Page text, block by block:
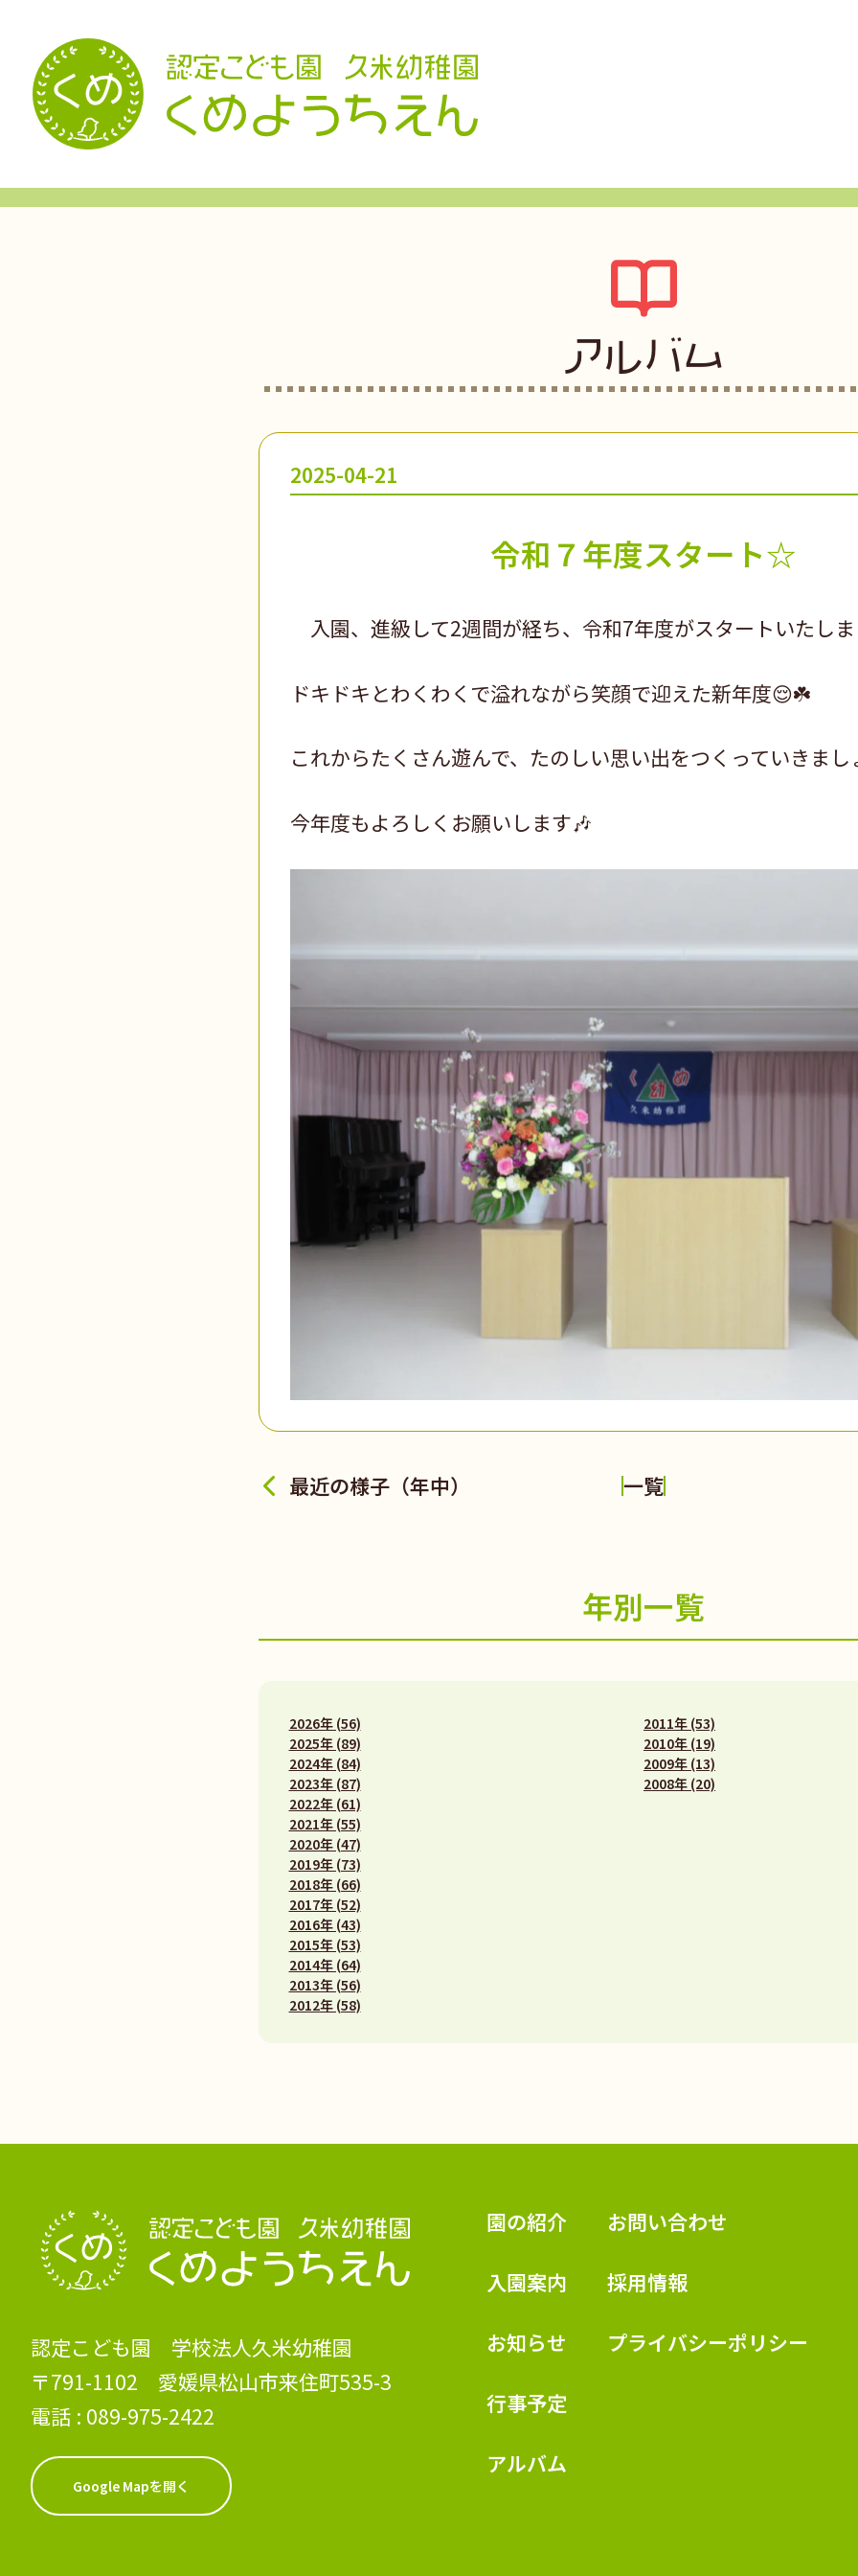
アルバム
2025-04-21
令和７年度スタート☆
入園、進級して2週間が経ち、令和7年度がスタートいたし
ドキドキとわくわくで溢れながら笑顔で迎えた新年度😌☘️
これからたくさん遊んで、たのしい思い出をつくっていきまし
今年度もよろしくお願いします🎶
最近の様子（年中） 一覧
年別一覧
2026年 (56)
2025年 (89)
2024年 (84)
2023年 (87)
2022年 (61)
2021年 (55)
2020年 (47)
2019年 (73)
2018年 (66)
2017年 (52)
2016年 (43)
2015年 (53)
2014年 (64)
2013年 (56)
2012年 (58)
2011年 (53)
2010年 (19)
2009年 (13)
2008年 (20)
認定こども園 学校法人久米幼稚園
認定こども園 学校法人久米幼稚園
〒791-1102 愛媛県松山市来住町535-3
電話 : 089-975-2422
Google Mapを開く
園の紹介
入園案内
お知らせ
行事予定
アルバム
お問い合わせ
採用情報
プライバシーポリシー